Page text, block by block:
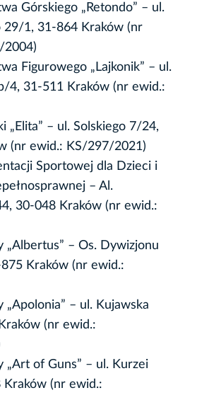
Górskiego „Retondo” – ul.
29/1, 31-864 Kraków (nr
2004)
Figurowego „Lajkonik” – ul.
4, 31-511 Kraków (nr ewid.:
„Elita” – ul. Solskiego 7/24,
(nr ewid.: KS/297/2021)
Sportowej dla Dzieci i
– Al.
30-048 Kraków (nr ewid.:
„Albertus” – Os. Dywizjonu
Kraków (nr ewid.:
„Apolonia” – ul. Kujawska
(nr ewid.:
„Art of Guns” – ul. Kurzei
(nr ewid.: